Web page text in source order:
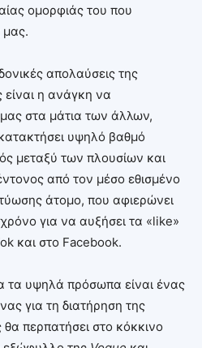
ομορφιάς του που
μας.
απολαύσεις της
είναι η ανάγκη να
στα μάτια των άλλων,
υψηλό βαθμό
μεταξύ των πλουσίων και
από τον μέσο εθισμένο
άτομο, που αφιερώνει
για να αυξήσει τα «like»
και στο Facebook.
τα υψηλά πρόσωπα είναι ένας
για τη διατήρηση της
περπατήσει στο κόκκινο